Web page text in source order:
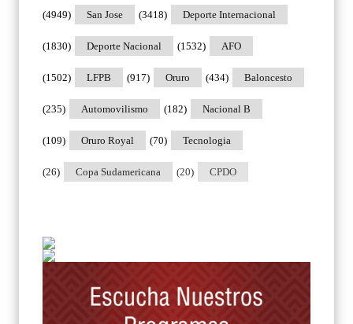
San Jose
(4949) Deporte Internacional
(3418)
Deporte Nacional
(1830) AFO
(1532)
LFPB
(1502) Oruro
(917) Baloncesto
(434)
Automovilismo
(235) Nacional B
(182)
Oruro Royal
(109) Tecnologia
(70)
Copa Sudamericana
(26) CPDO
(20)